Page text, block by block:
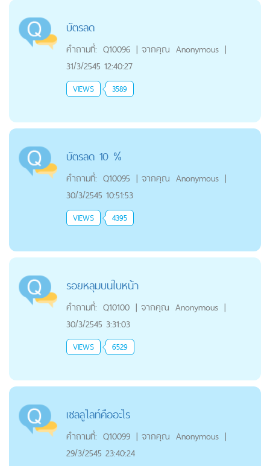
บัตรลด
คำถามที่: Q10096 | จากคุณ Anonymous |
31/3/2545 12:40:27
VIEWS 3589
บัตรลด 10 %
คำถามที่: Q10095 | จากคุณ Anonymous |
30/3/2545 10:51:53
VIEWS 4395
รอยหลุมบนใบหน้า
คำถามที่: Q10100 | จากคุณ Anonymous |
30/3/2545 3:31:03
VIEWS 6529
เซลลูไลท์คืออะไร
คำถามที่: Q10099 | จากคุณ Anonymous |
29/3/2545 23:40:24